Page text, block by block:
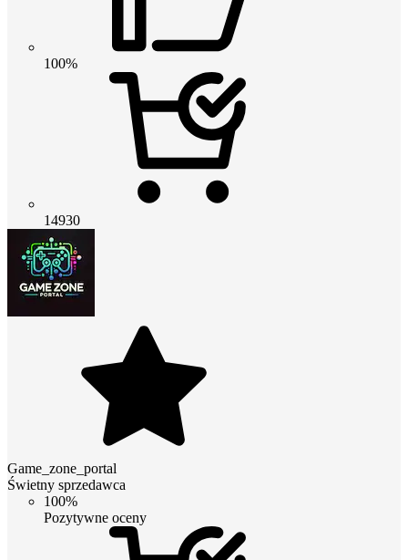
100%
14930
Game_zone_portal
Świetny sprzedawca
100%
Pozytywne oceny